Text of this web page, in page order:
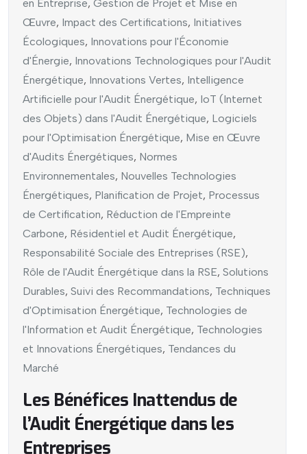
en Entreprise, Gestion de Projet et Mise en
Œuvre, Impact des Certifications, Initiatives
Écologiques, Innovations pour l'Économie
d'Énergie, Innovations Technologiques pour l'Audit
Énergétique, Innovations Vertes, Intelligence
Artificielle pour l'Audit Énergétique, IoT (Internet
des Objets) dans l'Audit Énergétique, Logiciels
pour l'Optimisation Énergétique, Mise en Œuvre
d'Audits Énergétiques, Normes
Environnementales, Nouvelles Technologies
Énergétiques, Planification de Projet, Processus
de Certification, Réduction de l'Empreinte
Carbone, Résidentiel et Audit Énergétique,
Responsabilité Sociale des Entreprises (RSE),
Rôle de l'Audit Énergétique dans la RSE, Solutions
Durables, Suivi des Recommandations, Techniques
d'Optimisation Énergétique, Technologies de
l'Information et Audit Énergétique, Technologies
et Innovations Énergétiques, Tendances du
Marché
Les Bénéfices Inattendus de
l’Audit Énergétique dans les
Entreprises